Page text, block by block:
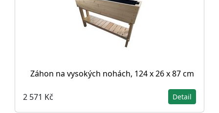
Záhon na vysokých nohách, 124 x 26 x 87 cm
2 571 Kč Detail